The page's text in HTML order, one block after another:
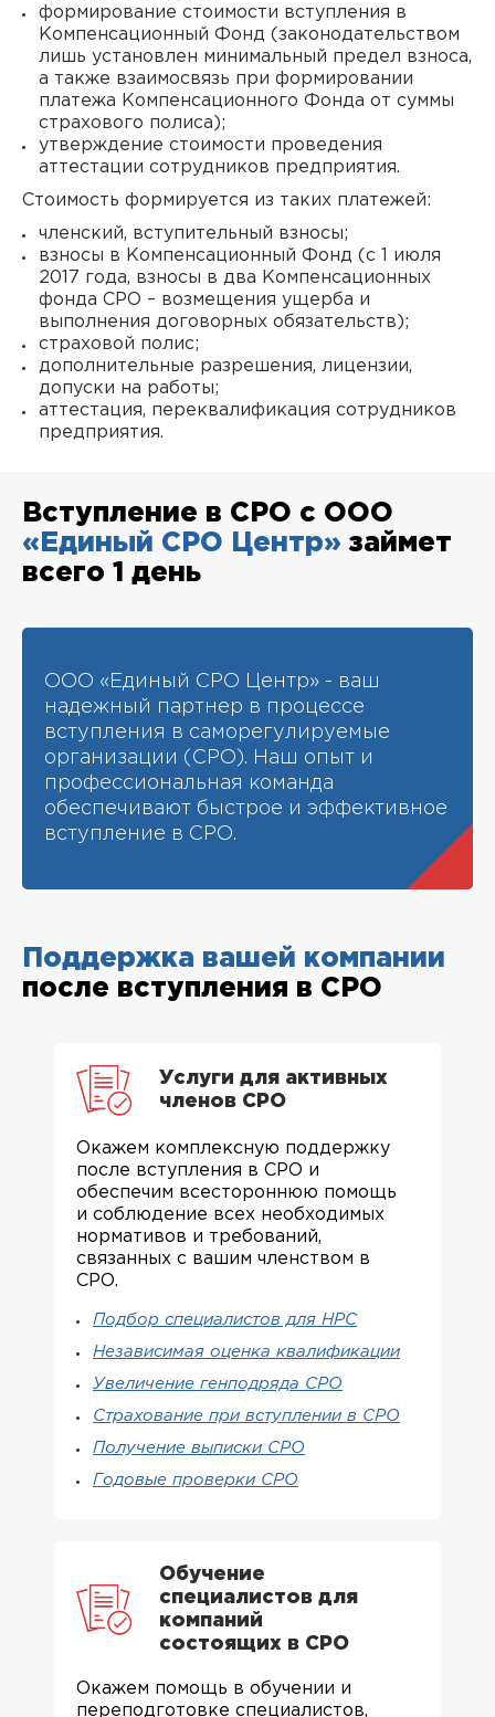
формирование стоимости вступления в
Компенсационный Фонд (законодательством
лишь установлен минимальный предел взноса,
а также взаимосвязь при формировании
платежа Компенсационного Фонда от суммы
страхового полиса);
утверждение стоимости проведения
аттестации сотрудников предприятия.
Стоимость формируется из таких платежей:
членский, вступительный взносы;
взносы в Компенсационный Фонд (с 1 июля
2017 года, взносы в два Компенсационных
фонда СРО – возмещения ущерба и
выполнения договорных обязательств);
страховой полис;
дополнительные разрешения, лицензии,
допуски на работы;
аттестация, переквалификация сотрудников
предприятия.
Вступление в СРО с ООО
«Единый СРО Центр» займет
всего 1 день
ООО «Единый СРО Центр» - ваш
надежный партнер в процессе
вступления в саморегулируемые
организации (СРО). Наш опыт и
профессиональная команда
обеспечивают быстрое и эффективное
вступление в СРО.
Поддержка вашей компании
после вступления в СРО
Услуги для активных
членов СРО
Окажем комплексную поддержку
после вступления в СРО и
обеспечим всестороннюю помощь
и соблюдение всех необходимых
нормативов и требований,
связанных с вашим членством в
СРО.
Подбор специалистов для НРС
Независимая оценка квалификации
Увеличение генподряда СРО
Страхование при вступлении в СРО
Получение выписки СРО
Годовые проверки СРО
Обучение
специалистов для
компаний
состоящих в СРО
Окажем помощь в обучении и
переподготовке специалистов,